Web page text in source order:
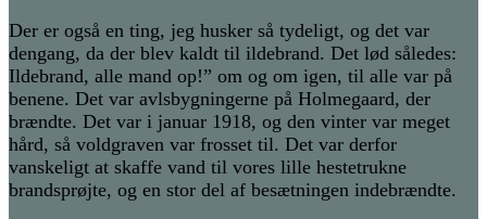
Der er også en ting, jeg husker så tydeligt, og det var
dengang, da der blev kaldt til ildebrand. Det lød således:
Ildebrand, alle mand op!” om og om igen, til alle var på
benene. Det var avlsbygningerne på Holmegaard, der
brændte. Det var i januar 1918, og den vinter var meget
hård, så voldgraven var frosset til. Det var derfor
vanskeligt at skaffe vand til vores lille hestetrukne
brandsprøjte, og en stor del af besætningen indebrændte.